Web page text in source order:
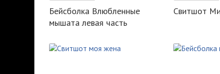
Бейсболка Влюбленные
мышата левая часть
Свитшот